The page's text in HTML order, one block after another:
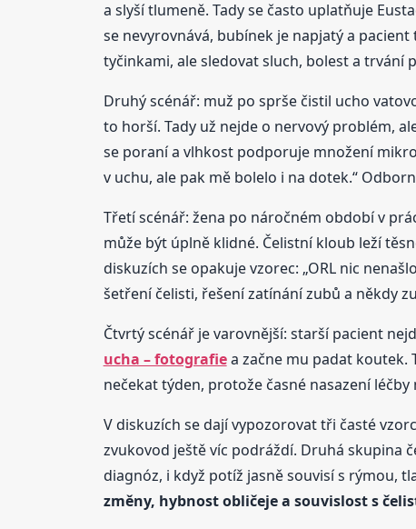
a slyší tlumeně. Tady se často uplatňuje
se nevyrovnává, bubínek je napjatý a
tyčinkami, ale sledovat sluch, bolest a trvání
Druhý scénář: muž po sprše čistil ucho
to horší. Tady už nejde o nervový problém,
se poraní a vlhkost podporuje množení
v uchu, ale pak mě bolelo i na dotek.“
Třetí scénář: žena po náročném období v
může být úplně klidné. Čelistní kloub leží
diskuzích se opakuje vzorec: „ORL nic
šetření čelisti, řešení zatínání zubů a někdy
Čtvrtý scénář je varovnější: starší pacient
ucha – fotografiea začne mu padat koutek.
nečekat týden, protože časné nasazení
V diskuzích se dají vypozorovat tři časté
zvukovod ještě víc podráždí. Druhá skupina
diagnóz, i když potíž jasně souvisí s rýmou,
změny, hybnost obličeje a souvislost s